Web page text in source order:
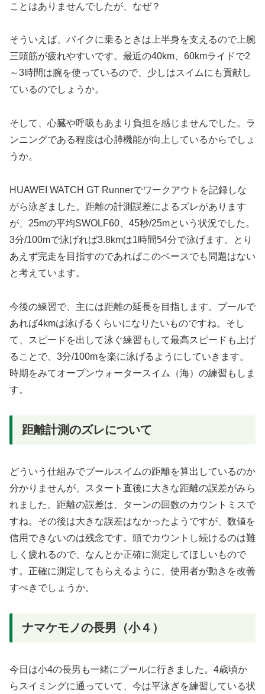
ことはありませんでしたが、なぜ？
そういえば、バイクに乗るときは上半身を支えるので上腕
三頭筋が疲れやすいです。最近の40km、60kmライドで2
～3時間は腕を使っているので、少しはスイムにも貢献し
ているのでしょうか。
そして、心臓や呼吸もあまり負担を感じませんでした。ラ
ンニングである程度は心肺機能が向上しているからでしょ
うか。
HUAWEI WATCH GT Runnerでワークアウトを記録しな
がら泳ぎました。距離の計測誤差によるズレがあります
が、25mの平均SWOLF60、45秒/25mという状況でした。
3分/100mで泳げれば3.8kmは1時間54分で泳げます。とり
あえず完走を目指すのであればこのペースでも問題はない
と考えています。
今後の練習で、主には距離の延長を目指します。プールで
あれば4kmは泳げるくらいになりたいものですね。そし
て、スピードを出して泳ぐ練習もして最高スピードも上げ
ることで、3分/100mを楽に泳げるようにしていきます。
時期をみてオープンウォータースイム（海）の練習もしま
す。
距離計測のズレについて
どういう仕組みでプールスイムの距離を算出しているのか
分かりませんが、スタート直後に大きな距離の誤差がみら
れました。距離の誤差は、ターンの回数のカウントミスで
すね。その後は大きな誤差はなかったようですが、数値を
信用できないのは残念です。頭でカウントし続けるのは難
しく疲れるので、なんとか正確に測定してほしいもので
す。正確に測定してもらえるように、使用者が動きを改善
すべきでしょうか。
ナマケモノの長男（小４）
今日は小4の長男も一緒にプールに行きました。4歳頃か
らスイミングに通っていて、今は平泳ぎを練習している状